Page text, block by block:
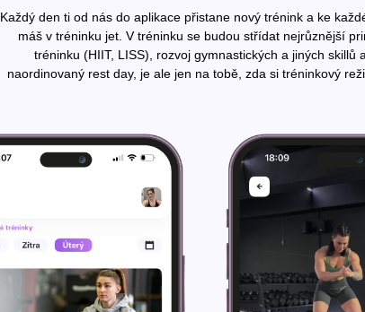
Každý den ti od nás do aplikace přistane nový trénink a ke
máš v tréninku jet. V tréninku se budou střídat nejrůznější
tréninku (HIIT, LISS), rozvoj gymnastických a jiných
naordinovaný rest day, je ale jen na tobě, zda si tréninkový